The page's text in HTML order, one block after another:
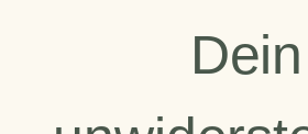
Dein